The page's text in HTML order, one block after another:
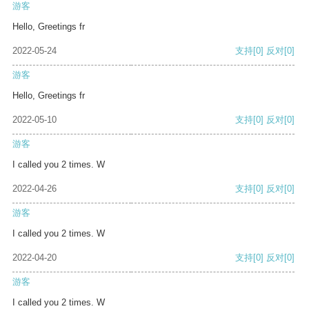
游客
Hello, Greetings fr
2022-05-24 支持[0] 反对[0]
游客
Hello, Greetings fr
2022-05-10 支持[0] 反对[0]
游客
I called you 2 times. W
2022-04-26 支持[0] 反对[0]
游客
I called you 2 times. W
2022-04-20 支持[0] 反对[0]
游客
I called you 2 times. W